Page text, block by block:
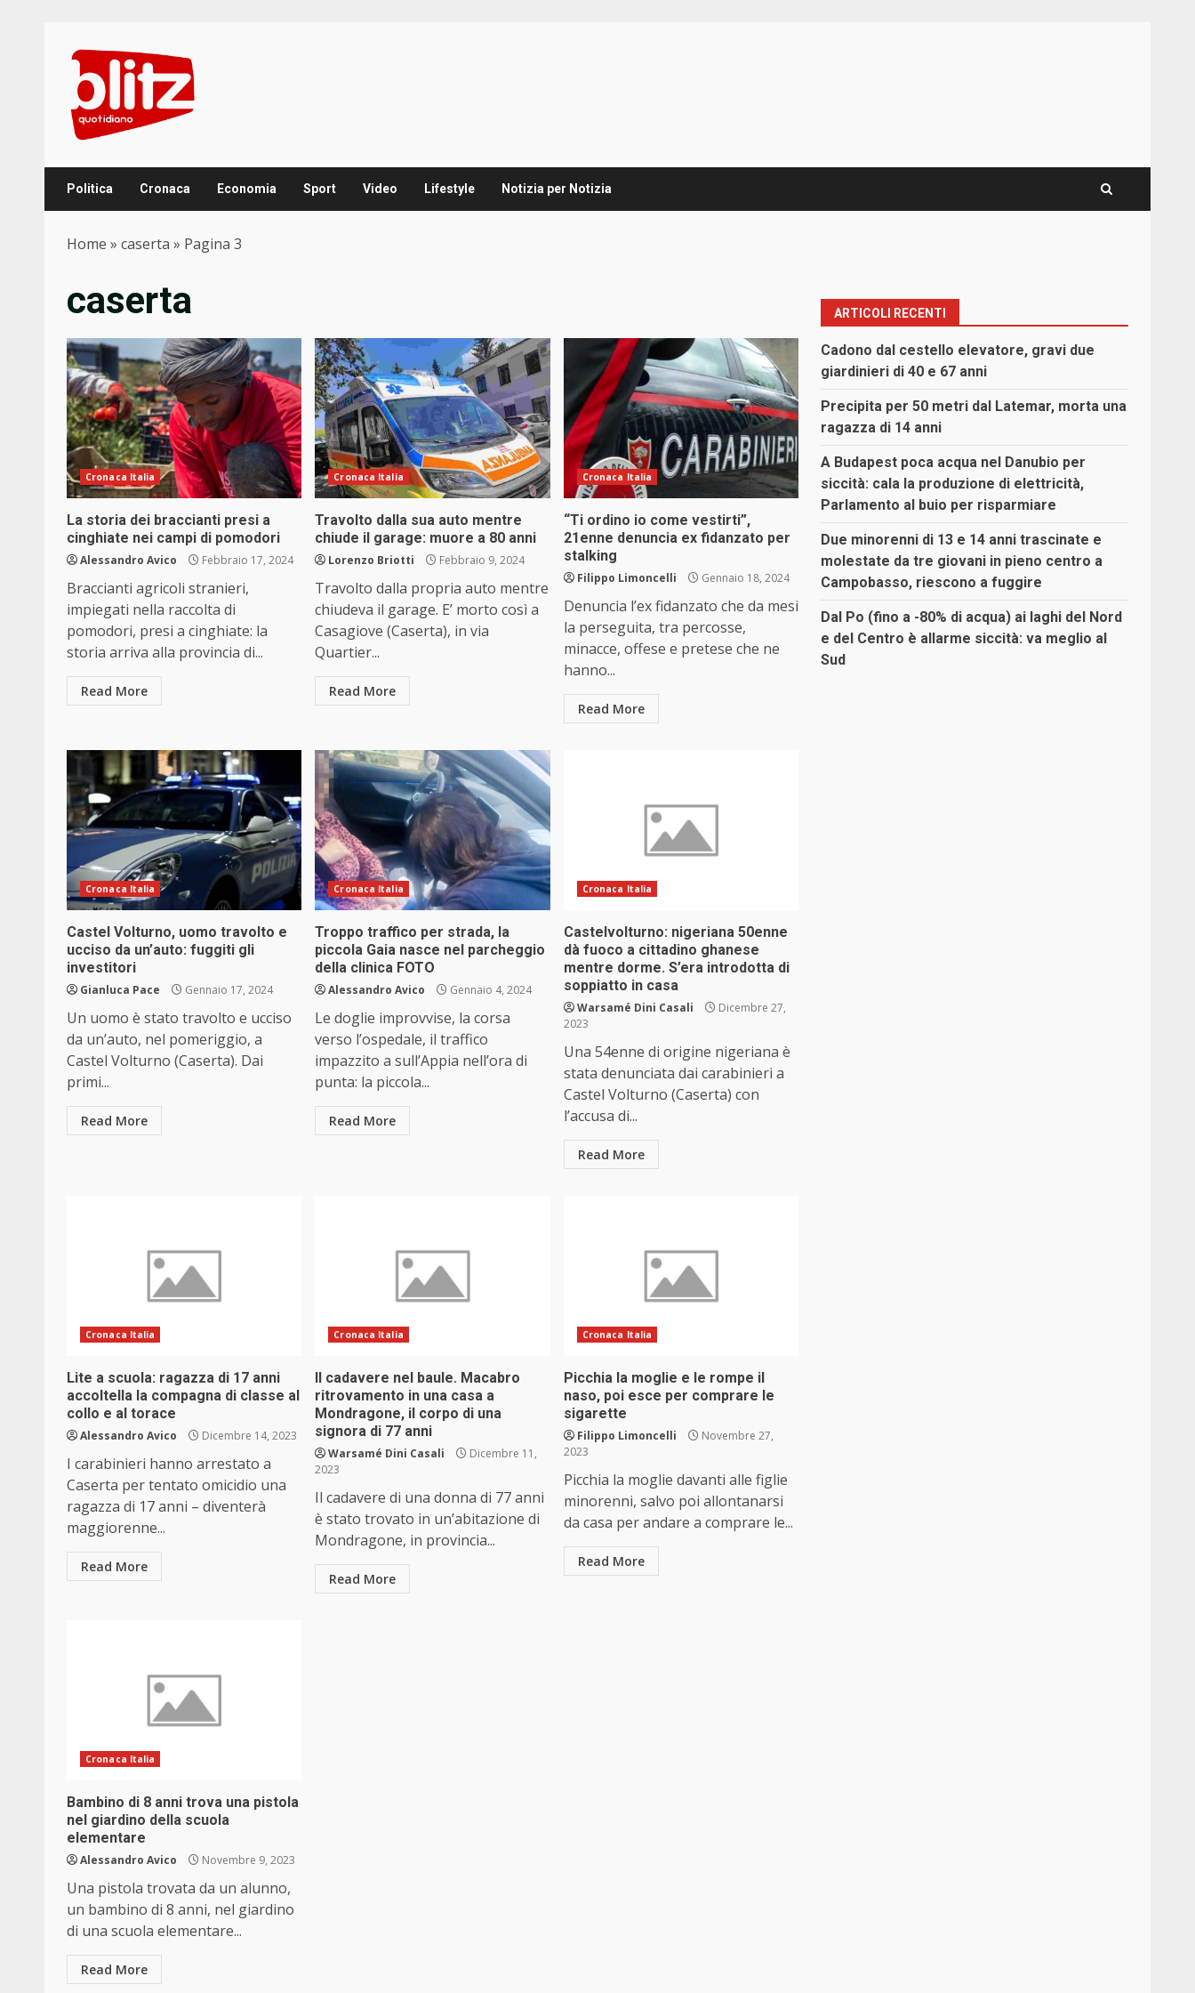
content
Politica Cronaca Economia Sport Video Lifestyle Notizia per Notizia
Home » caserta » Pagina 3
caserta
Cronaca Italia
La storia dei braccianti presi a
cinghiate nei campi di pomodori
Alessandro Avico Febbraio 17, 2024
Braccianti agricoli stranieri,
impiegati nella raccolta di
pomodori, presi a cinghiate: la
storia arriva alla provincia di...
Read More
Cronaca Italia
Travolto dalla sua auto mentre
chiude il garage: muore a 80 anni
Lorenzo Briotti Febbraio 9, 2024
Travolto dalla propria auto mentre
chiudeva il garage. E’ morto così a
Casagiove (Caserta), in via
Quartier...
Read More
Cronaca Italia
“Ti ordino io come vestirti”,
21enne denuncia ex fidanzato per
stalking
Filippo Limoncelli Gennaio 18, 2024
Denuncia l’ex fidanzato che da mesi
la perseguita, tra percosse,
minacce, offese e pretese che ne
hanno...
Read More
Cronaca Italia
Castel Volturno, uomo travolto e
ucciso da un’auto: fuggiti gli
investitori
Gianluca Pace Gennaio 17, 2024
Un uomo è stato travolto e ucciso
da un’auto, nel pomeriggio, a
Castel Volturno (Caserta). Dai
primi...
Read More
Cronaca Italia
Troppo traffico per strada, la
piccola Gaia nasce nel parcheggio
della clinica FOTO
Alessandro Avico Gennaio 4, 2024
Le doglie improvvise, la corsa
verso l’ospedale, il traffico
impazzito a sull’Appia nell’ora di
punta: la piccola...
Read More
Cronaca Italia
Castelvolturno: nigeriana 50enne
dà fuoco a cittadino ghanese
mentre dorme. S’era introdotta di
soppiatto in casa
Warsamé Dini Casali
Dicembre 27,
2023
Una 54enne di origine nigeriana è
stata denunciata dai carabinieri a
Castel Volturno (Caserta) con
l’accusa di...
Read More
Cronaca Italia
Lite a scuola: ragazza di 17 anni
accoltella la compagna di classe al
collo e al torace
Alessandro Avico Dicembre 14, 2023
I carabinieri hanno arrestato a
Caserta per tentato omicidio una
ragazza di 17 anni – diventerà
maggiorenne...
Read More
Cronaca Italia
Il cadavere nel baule. Macabro
ritrovamento in una casa a
Mondragone, il corpo di una
signora di 77 anni
Warsamé Dini Casali
Dicembre 11,
2023
Il cadavere di una donna di 77 anni
è stato trovato in un’abitazione di
Mondragone, in provincia...
Read More
Cronaca Italia
Picchia la moglie e le rompe il
naso, poi esce per comprare le
sigarette
Filippo Limoncelli
Novembre 27,
2023
Picchia la moglie davanti alle figlie
minorenni, salvo poi allontanarsi
da casa per andare a comprare le...
Read More
Cronaca Italia
Bambino di 8 anni trova una pistola
nel giardino della scuola
elementare
Alessandro Avico Novembre 9, 2023
Una pistola trovata da un alunno,
un bambino di 8 anni, nel giardino
di una scuola elementare...
Read More
ARTICOLI RECENTI
Cadono dal cestello elevatore, gravi due
giardinieri di 40 e 67 anni
Precipita per 50 metri dal Latemar, morta una
ragazza di 14 anni
A Budapest poca acqua nel Danubio per
siccità: cala la produzione di elettricità,
Parlamento al buio per risparmiare
Due minorenni di 13 e 14 anni trascinate e
molestate da tre giovani in pieno centro a
Campobasso, riescono a fuggire
Dal Po (fino a -80% di acqua) ai laghi del Nord
e del Centro è allarme siccità: va meglio al
Sud